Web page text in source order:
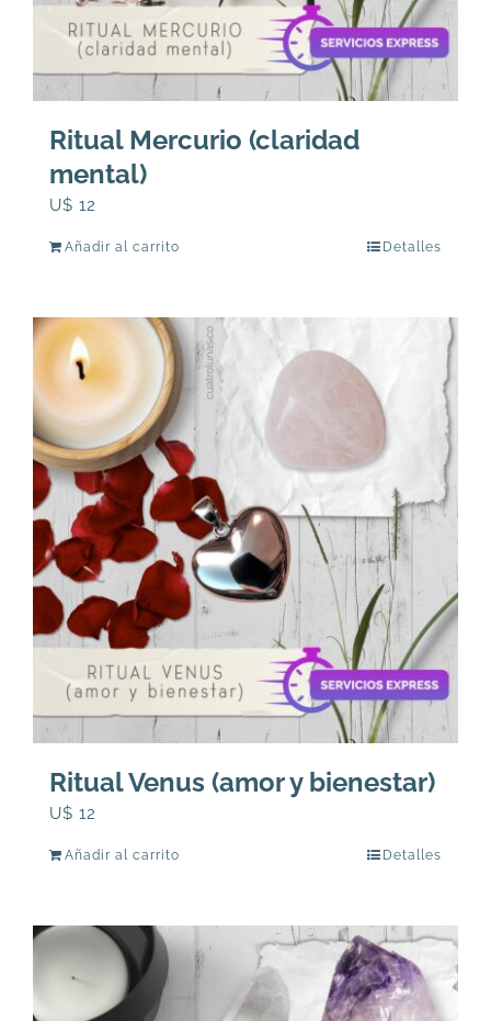
Ritual Mercurio (claridad
mental)
U$ 12
Añadir al carrito Detalles
Ritual Venus (amor y bienestar)
U$ 12
Añadir al carrito Detalles